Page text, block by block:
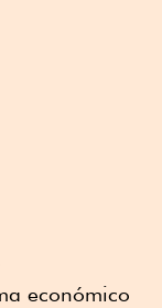
económico